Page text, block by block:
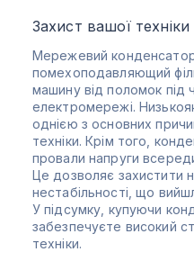
Захист вашої техніки
Мережевий
помехоподавляющий
машину від поломок під
електромережі.
однією з основних
техніки. Крім того,
провали напруги
Це дозволяє захистити
нестабільності, що
У підсумку, купуючи
забезпечуєте високий
техніки.